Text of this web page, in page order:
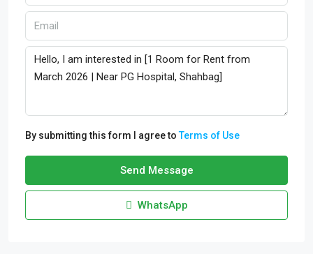
By submitting this form I agree toTerms of Use
Send Message
WhatsApp